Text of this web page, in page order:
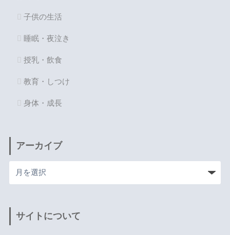
子供の生活
睡眠・夜泣き
授乳・飲食
教育・しつけ
身体・成長
アーカイブ
サイトについて